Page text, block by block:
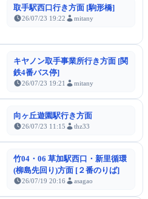
取手駅西口行き方面 [駒形橋]
26/07/23 19:22 mitany
キヤノン取手事業所行き方面 [関
鉄4番バス停]
26/07/23 19:21 mitany
向ヶ丘遊園駅行き方面
26/07/23 11:15 thz33
竹04・06 草加駅西口・新里循環
(柳島先回り)方面 [２番のりば]
26/07/19 20:16 asagao